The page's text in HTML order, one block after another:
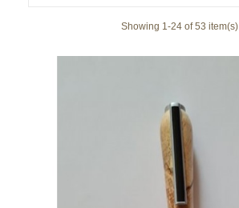
Showing 1-24 of 53 item(s)